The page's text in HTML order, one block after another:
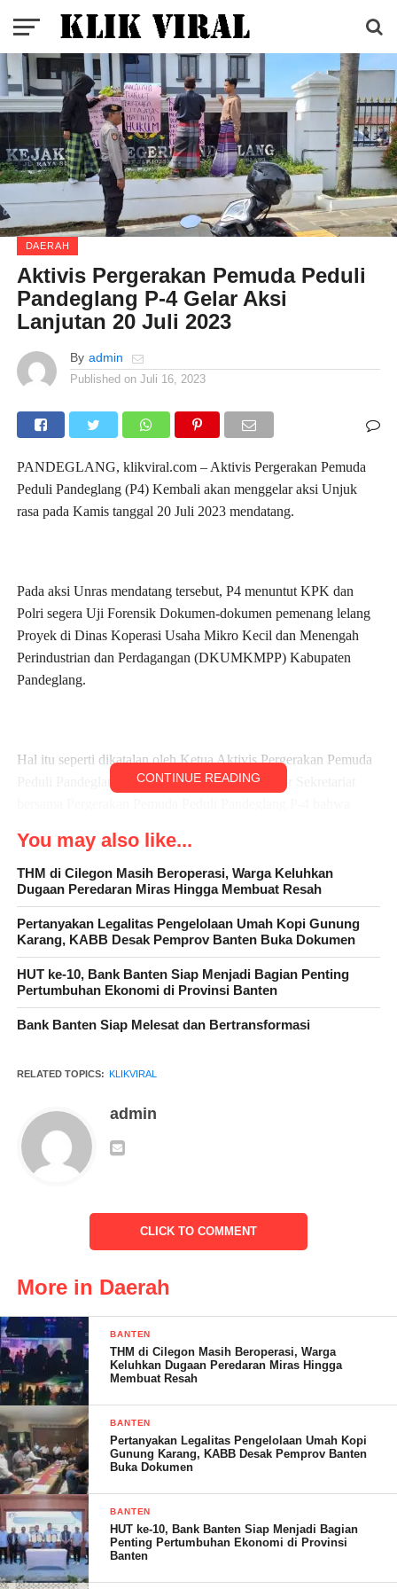
DAERAH
Aktivis Pergerakan Pemuda Peduli
Pandeglang P-4 Gelar Aksi
Lanjutan 20 Juli 2023
By admin
Published on Juli 16, 2023
PANDEGLANG, klikviral.com – Aktivis Pergerakan Pemuda
Peduli Pandeglang (P4) Kembali akan menggelar aksi Unjuk
rasa pada Kamis tanggal 20 Juli 2023 mendatang.
Pada aksi Unras mendatang tersebut, P4 menuntut KPK dan
Polri segera Uji Forensik Dokumen-dokumen pemenang lelang
Proyek di Dinas Koperasi Usaha Mikro Kecil dan Menengah
Perindustrian dan Perdagangan (DKUMKMPP) Kabupaten
Pandeglang.
Hal itu seperti dikatalan oleh Ketua Aktivis Pergerakan Pemuda
Peduli Pandeglang (P4), Arif Wahyudin di kantor Sekretariat
Indonesia (Polri) harus segera menangkap Oknum Dewan
Perwakilan Rakyat Daerah (DPRD) Kabupaten Pandeglang dan
Oknum pengusaha pemenang lelang Proyek SIKM pengolahan
terlibat di Program Mahkota Presiden RI (SIKM Umbi Porang).
“Kami kembali akan menggelar aksi kembali di depan Kantor
Minggu(16/7/2023)
Selain itu pihaknya juga telah sepakat kembali akan turun ke
jalan dengan jumlah massa puluhan Aktivis dan mendesak KPK
dan Polri harus segera Uji Forensik Dokumen-dokumen
pemenang lelang Proyek di DKUMKMPP Kabupaten
Pandeglang.
“KPK dan Polri harus segera menangkap Oknum’ DPRD
Kabupaten Pandeglang dan Oknum pengusaha pemenang lelang
Proyek SIKM pengolahan Umbi Porang, serta Oknum ULP dan
Oknum lainya yang terlibat di Program Mahkota Presiden RI
CONTINUE READING
You may also like...
THM di Cilegon Masih Beroperasi, Warga Keluhkan
Dugaan Peredaran Miras Hingga Membuat Resah
Pertanyakan Legalitas Pengelolaan Umah Kopi Gunung
Karang, KABB Desak Pemprov Banten Buka Dokumen
HUT ke-10, Bank Banten Siap Menjadi Bagian Penting
Pertumbuhan Ekonomi di Provinsi Banten
Bank Banten Siap Melesat dan Bertransformasi
RELATED TOPICS: KLIKVIRAL
admin
CLICK TO COMMENT
More in Daerah
BANTEN
THM di Cilegon Masih Beroperasi, Warga
Keluhkan Dugaan Peredaran Miras Hingga
Membuat Resah
BANTEN
Pertanyakan Legalitas Pengelolaan Umah Kopi
Gunung Karang, KABB Desak Pemprov Banten
Buka Dokumen
BANTEN
HUT ke-10, Bank Banten Siap Menjadi Bagian
Penting Pertumbuhan Ekonomi di Provinsi
Banten